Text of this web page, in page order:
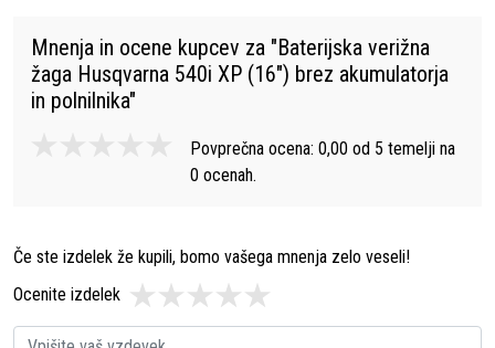
Mnenja in ocene kupcev za "Baterijska verižna
žaga Husqvarna 540i XP (16") brez akumulatorja
in polnilnika"
Povprečna ocena: 0,00 od 5 temelji na
0 ocenah.
Če ste izdelek že kupili, bomo vašega mnenja zelo veseli!
Ocenite izdelek